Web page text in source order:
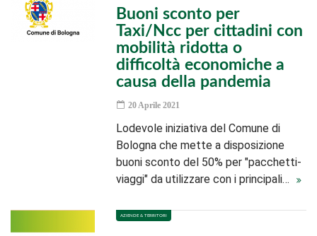
Buoni sconto per
Taxi/Ncc per cittadini con
mobilità ridotta o
difficoltà economiche a
causa della pandemia
20 Aprile 2021
Lodevole iniziativa del Comune di
Bologna che mette a disposizione
buoni sconto del 50% per "pacchetti-
viaggi" da utilizzare con i principali…
AZIENDE & TERRITORI